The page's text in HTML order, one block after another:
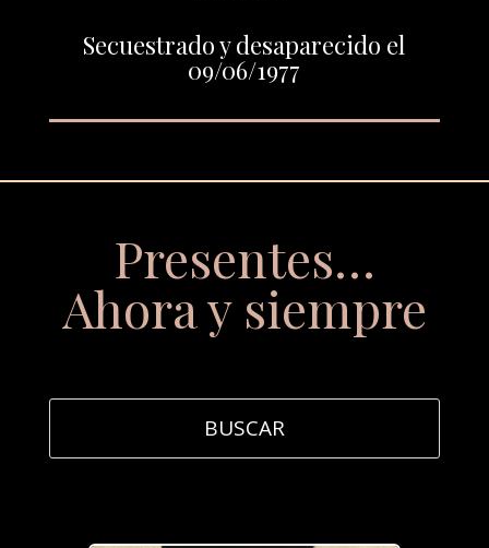
Secuestrado y desaparecido el
09/06/1977
Presentes…
Ahora y siempre